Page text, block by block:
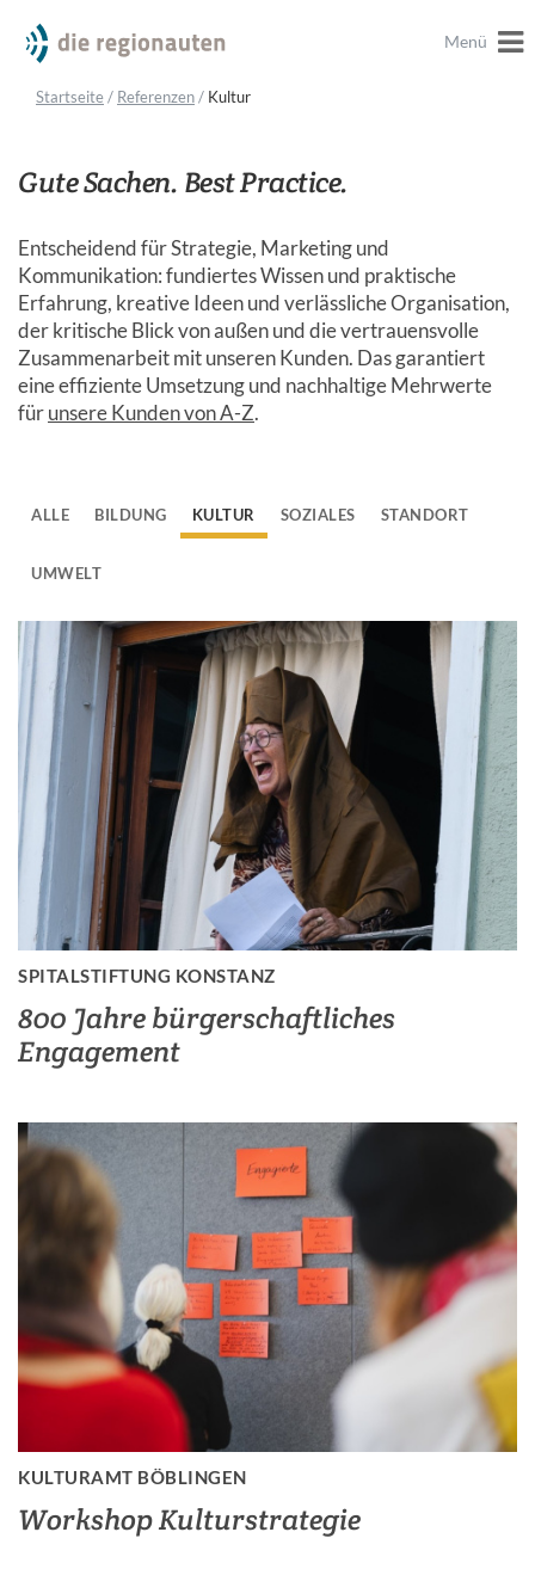
Menü
Startseite/ Referenzen/ Kultur
Gute Sachen. Best Practice.
Entscheidend für Strategie, Marketing und
Kommunikation: fundiertes Wissen und praktische
Erfahrung, kreative Ideen und verlässliche Organisation,
der kritische Blick von außen und die vertrauensvolle
Zusammenarbeit mit unseren Kunden. Das garantiert
eine effiziente Umsetzung und nachhaltige Mehrwerte
fürunsere Kunden von A-Z.
ALLE BILDUNG KULTUR SOZIALES STANDORT
UMWELT
SPITALSTIFTUNG KONSTANZ
800 Jahre bürgerschaftliches
Engagement
KULTURAMT BÖBLINGEN
Workshop Kulturstrategie